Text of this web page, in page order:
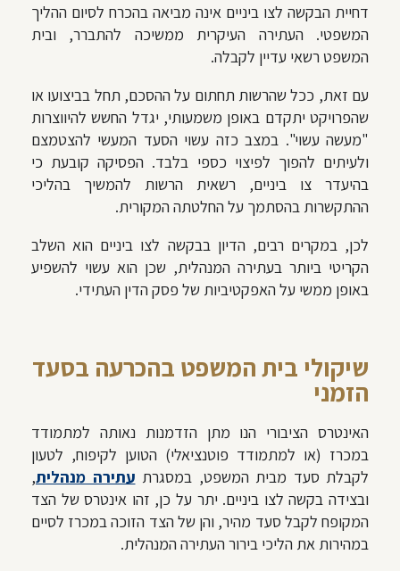
דחיית הבקשה לצו ביניים אינה מביאה בהכרח לסיום ההליך
המשפטי. העתירה העיקרית ממשיכה להתברר, ובית
המשפט רשאי עדיין לקבלה.
עם זאת, ככל שהרשות תחתום על ההסכם, תחל בביצועו או
שהפרויקט יתקדם באופן משמעותי, יגדל החשש להיווצרות
"מעשה עשוי". במצב כזה עשוי הסעד המעשי להצטמצם
ולעיתים להפוך לפיצוי כספי בלבד. הפסיקה קובעת כי
בהיעדר צו ביניים, רשאית הרשות להמשיך בהליכי
ההתקשרות בהסתמך על החלטתה המקורית.
לכן, במקרים רבים, הדיון בבקשה לצו ביניים הוא השלב
הקריטי ביותר בעתירה המנהלית, שכן הוא עשוי להשפיע
באופן ממשי על האפקטיביות של פסק הדין העתידי.
שיקולי בית המשפט בהכרעה בסעד
הזמני
האינטרס הציבורי הנו מתן הזדמנות נאותה למתמודד
במכרז (או למתמודד פוטנציאלי) הטוען לקיפוח, לטעון
לקבלת סעד מבית המשפט, במסגרת עתירה מנהלית,
ובצידה בקשה לצו ביניים. יתר על כן, זהו אינטרס של הצד
המקופח לקבל סעד מהיר, והן של הצד הזוכה במכרז לסיים
במהירות את הליכי בירור העתירה המנהלית.